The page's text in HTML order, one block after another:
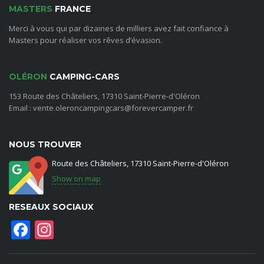
MASTERS FRANCE
Merci à vous qui par dizaines de milliers avez fait confiance à
Masters pour réaliser vos rêves d’évasion.
OLÉRON CAMPING-CARS
153 Route des Châteliers, 17310 Saint-Pierre-d'Oléron
Email : vente.oleroncampingcars@forevercamper.fr
NOUS TROUVER
Route des Châteliers, 17310 Saint-Pierre-d'Oléron
Show on map
RESEAUX SOCIAUX
Facebook